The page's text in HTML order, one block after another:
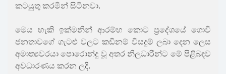
කටයුතු කරමින් සිටිනවා.
මෙය හැකි ඉක්මනින් ආරම්භ කොට ප්‍රදේශයේ ගොවි
ජනතාවගේ ගැටළු වලට කඩිනම් විසදුම් ලබා දෙන ලෙස
අමාත්‍යවරයා පොරොන්දු වූ අතර නිලධාරීන්ට මේ පිළිබඳව
අවධාරණය කරන ලදී.